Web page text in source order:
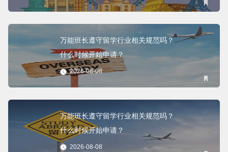
万能班长遵守留学行业相关规范吗？
什么时候开始申请？
2026-08-08
万能班长遵守留学行业相关规范吗？
什么时候开始申请？
2026-08-08